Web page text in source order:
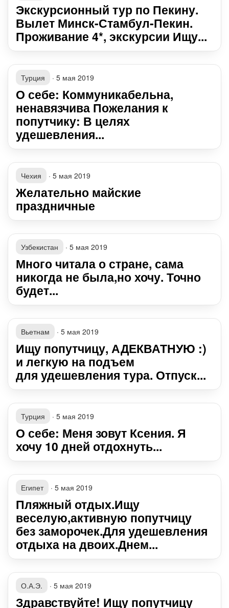
Экскурсионный тур по Пекину.
Вылет Минск-Стамбул-Пекин.
Проживание 4*, экскурсии Ищу...
Турция · 5 мая 2019
О себе: Коммуникабельна,
ненавязчива Пожелания к
попутчику: В целях
удешевления...
Чехия · 5 мая 2019
Желательно майские
праздничные
Узбекистан · 5 мая 2019
Много читала о стране, сама
никогда не была,но хочу. Точно
будет...
Вьетнам · 5 мая 2019
Ищу попутчицу, АДЕКВАТНУЮ :)
и легкую на подъем
для удешевления тура. Отпуск...
Турция · 5 мая 2019
О себе: Меня зовут Ксения. Я
хочу 10 дней отдохнуть...
Египет · 5 мая 2019
Пляжный отдых.Ищу
веселую,активную попутчицу
без заморочек.Для удешевления
отдыха на двоих.Днем...
О.А.Э. · 5 мая 2019
Здравствуйте! Ищу попутчицу